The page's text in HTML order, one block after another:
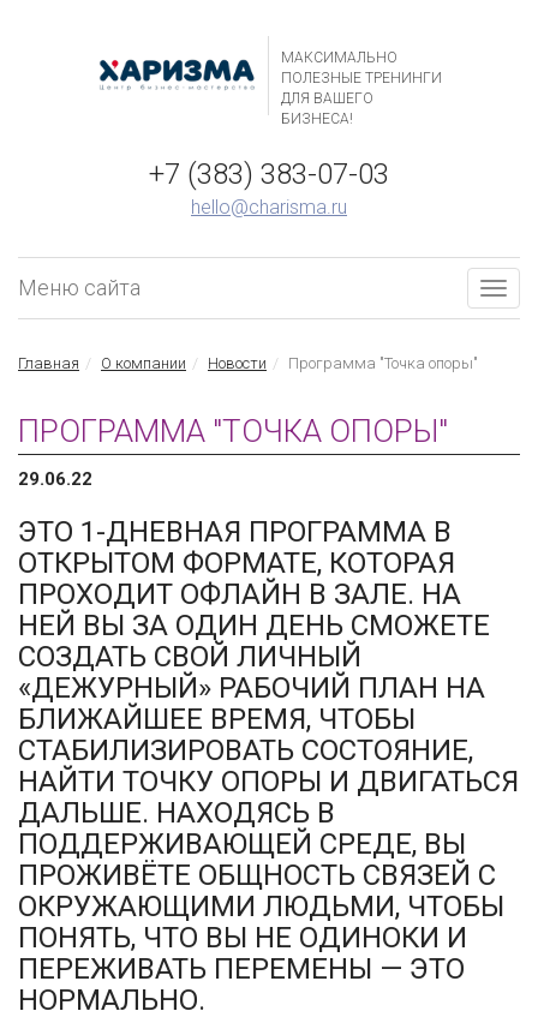
МАКСИМАЛЬНО
ПОЛЕЗНЫЕ ТРЕНИНГИ
ДЛЯ ВАШЕГО
БИЗНЕСА!
+7 (383) 383-07-03
hello@charisma.ru
Меню сайта
Главная О компании Новости Программа "Точка опоры"
ПРОГРАММА "ТОЧКА ОПОРЫ"
29.06.22
ЭТО 1-ДНЕВНАЯ ПРОГРАММА В
ОТКРЫТОМ ФОРМАТЕ, КОТОРАЯ
ПРОХОДИТ ОФЛАЙН В ЗАЛЕ. НА
НЕЙ ВЫ ЗА ОДИН ДЕНЬ СМОЖЕТЕ
СОЗДАТЬ СВОЙ ЛИЧНЫЙ
«ДЕЖУРНЫЙ» РАБОЧИЙ ПЛАН НА
БЛИЖАЙШЕЕ ВРЕМЯ, ЧТОБЫ
СТАБИЛИЗИРОВАТЬ СОСТОЯНИЕ,
НАЙТИ ТОЧКУ ОПОРЫ И ДВИГАТЬСЯ
ДАЛЬШЕ. НАХОДЯСЬ В
ПОДДЕРЖИВАЮЩЕЙ СРЕДЕ, ВЫ
ПРОЖИВЁТЕ ОБЩНОСТЬ СВЯЗЕЙ С
ОКРУЖАЮЩИМИ ЛЮДЬМИ, ЧТОБЫ
ПОНЯТЬ, ЧТО ВЫ НЕ ОДИНОКИ И
ПЕРЕЖИВАТЬ ПЕРЕМЕНЫ — ЭТО
НОРМАЛЬНО.